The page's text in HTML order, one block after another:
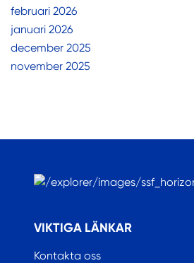
februari 2026
januari 2026
december 2025
november 2025
VIKTIGA LÄNKAR
Kontakta oss